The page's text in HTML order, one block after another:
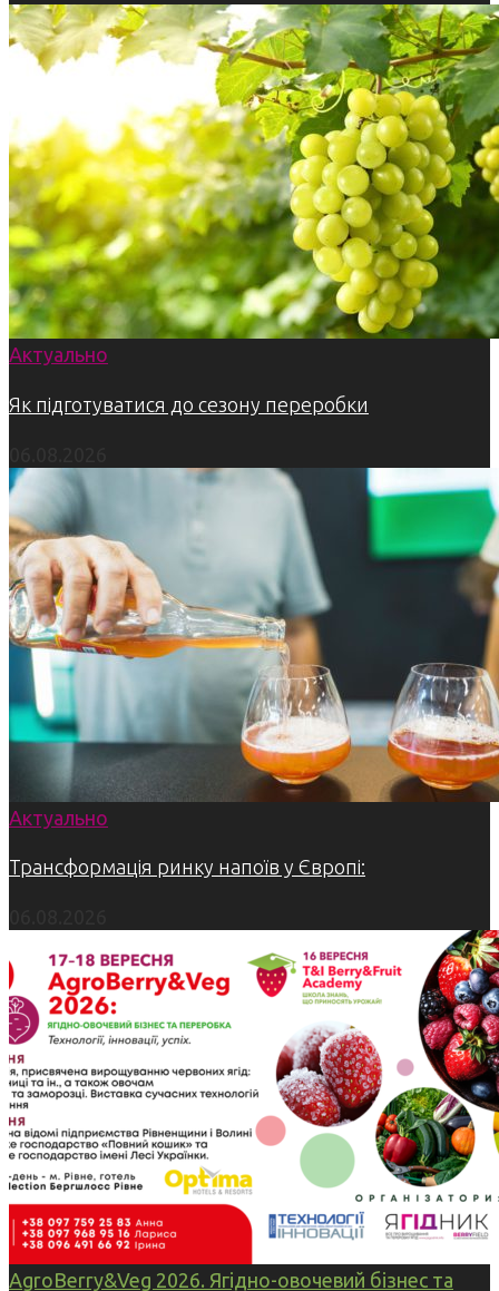
Актуально
Як підготуватися до сезону переробки
Актуально
Трансформація ринку напоїв у Європі:
AgroBerry&Veg 2026. Ягідно-овочевий бізнес та